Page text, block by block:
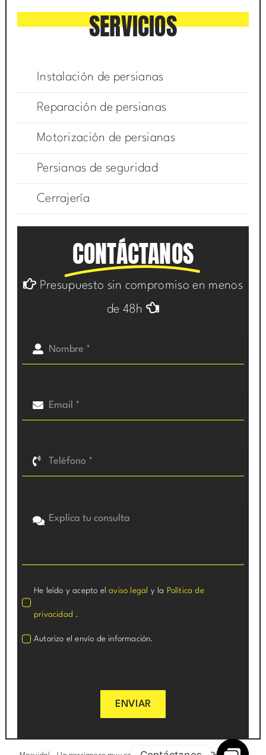
SERVICIOS
Instalación de persianas
Reparación de persianas
Motorización de persianas
Persianas de seguridad
Cerrajería
CONTÁCTANOS
Presupuesto sin compromiso en menos
de 48h
He leído y acepto elaviso legal y la Política de
privacidad .
Autorizo el envío de información.
ENVIAR